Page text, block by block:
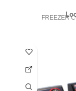
FREEZER